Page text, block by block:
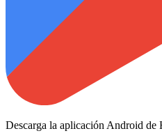
Descarga la aplicación Android de